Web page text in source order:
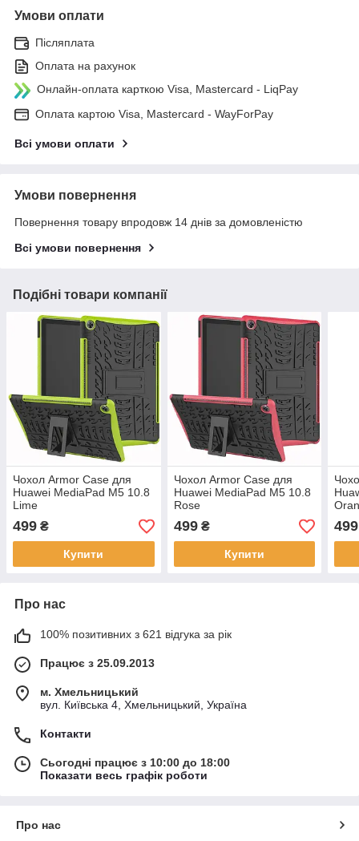
Умови оплати
Післяплата
Оплата на рахунок
Онлайн-оплата карткою Visa, Mastercard - LiqPay
Оплата картою Visa, Mastercard - WayForPay
Всі умови оплати
Умови повернення
Повернення товару впродовж 14 днів за домовленістю
Всі умови повернення
Подібні товари компанії
Чохол Armor Case для
Huawei MediaPad M5 10.8
Lime
499 ₴
Купити
Чохол Armor Case для
Huawei MediaPad M5 10.8
Rose
499₴
Купити
499
Про нас
100% позитивних з 621 відгука за рік
Працює з 25.09.2013
м. Хмельницький
вул. Київська 4, Хмельницький, Україна
Контакти
Сьогодні працює з 10:00 до 18:00
Показати весь графік роботи
Про нас